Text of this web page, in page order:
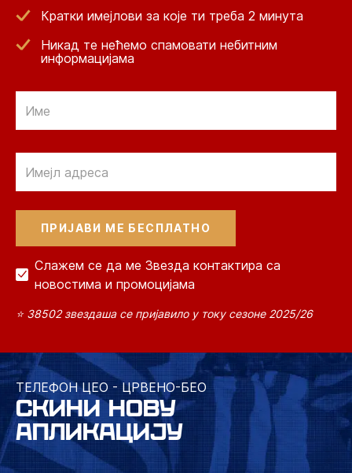
Кратки имејлови за које ти треба 2 минута
Никад те нећемо спамовати небитним
информацијама
Слажем се да ме Звезда контактира са
новостима и промоцијама
⭐ 38502 звездаша се пријавило у току сезоне 2025/26
ТЕЛЕФОН ЦЕО - ЦРВЕНО-БЕО
СКИНИ НОВУ
АПЛИКАЦИЈУ